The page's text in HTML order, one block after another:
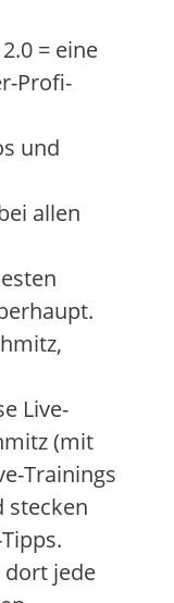
= eine
Profi-
und
allen
Live-
(mit
Trainings
stecken
jede